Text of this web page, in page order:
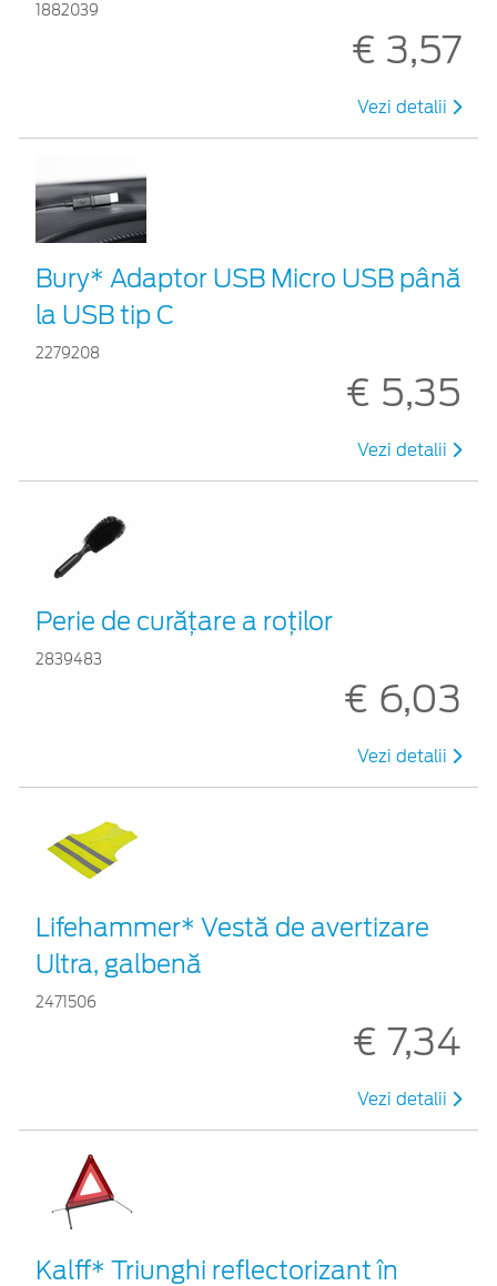
1882039
€ 3,57
Vezi detalii
Bury* Adaptor USB Micro USB până
la USB tip C
2279208
€ 5,35
Vezi detalii
Perie de curățare a roților
2839483
€ 6,03
Vezi detalii
Lifehammer* Vestă de avertizare
Ultra, galbenă
2471506
€ 7,34
Vezi detalii
Kalff* Triunghi reflectorizant în